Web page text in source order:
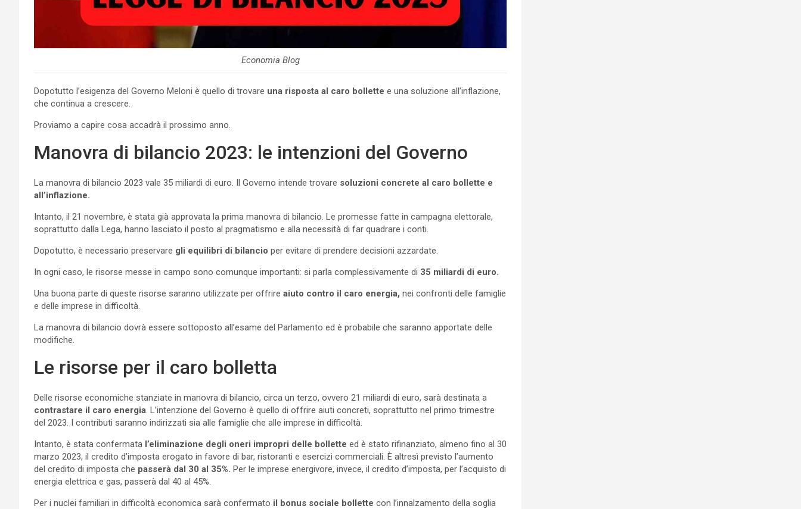
Economia Blog
Dopotutto l’esigenza del Governo Meloni è quello di trovare una risposta al caro bollette e una soluzione all’inflazione,
che continua a crescere.
Proviamo a capire cosa accadrà il prossimo anno.
Manovra di bilancio 2023: le intenzioni del Governo
La manovra di bilancio 2023 vale 35 miliardi di euro. Il Governo intende trovare soluzioni concrete al caro bollette e
all’inflazione.
Intanto, il 21 novembre, è stata già approvata la prima manovra di bilancio. Le promesse fatte in campagna elettorale,
soprattutto dalla Lega, hanno lasciato il posto al pragmatismo e alla necessità di far quadrare i conti.
Dopotutto, è necessario preservare gli equilibri di bilancio per evitare di prendere decisioni azzardate.
In ogni caso, le risorse messe in campo sono comunque importanti: si parla complessivamente di 35 miliardi di euro.
Una buona parte di queste risorse saranno utilizzate per offrire aiuto contro il caro energia, nei confronti delle famiglie
e delle imprese in difficoltà.
La manovra di bilancio dovrà essere sottoposto all’esame del Parlamento ed è probabile che saranno apportate delle
modifiche.
Le risorse per il caro bolletta
Delle risorse economiche stanziate in manovra di bilancio, circa un terzo, ovvero 21 miliardi di euro, sarà destinata a
contrastare il caro energia. L’intenzione del Governo è quello di offrire aiuti concreti, soprattutto nel primo trimestre
del 2023. I contributi saranno indirizzati sia alle famiglie che alle imprese in difficoltà.
Intanto, è stata confermata l’eliminazione degli oneri impropri delle bollette ed è stato rifinanziato, almeno fino al 30
marzo 2023, il credito d’imposta erogato in favore di bar, ristoranti e esercizi commerciali. È altresì previsto l’aumento
del credito di imposta che passerà dal 30 al 35%. Per le imprese energivore, invece, il credito d’imposta, per l’acquisto di
energia elettrica e gas, passerà dal 40 al 45%.
Per i nuclei familiari in difficoltà economica sarà confermato il bonus sociale bollette con l’innalzamento della soglia